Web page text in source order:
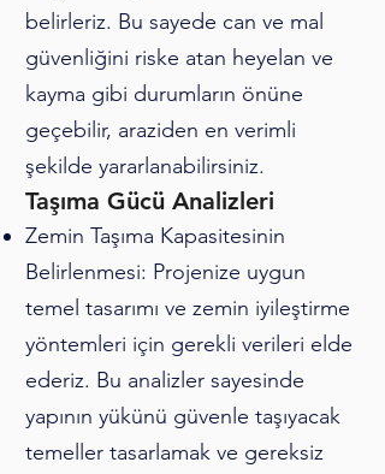
belirleriz. Bu sayede can ve mal
güvenliğini riske atan heyelan ve
kayma gibi durumların önüne
geçebilir, araziden en verimli
şekilde yararlanabilirsiniz.
Taşıma Gücü Analizleri
Zemin Taşıma Kapasitesinin
Belirlenmesi: Projenize uygun
temel tasarımı ve zemin iyileştirme
yöntemleri için gerekli verileri elde
ederiz. Bu analizler sayesinde
yapının yükünü güvenle taşıyacak
temeller tasarlamak ve gereksiz